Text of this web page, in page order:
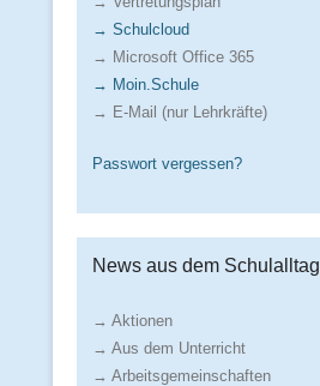
→ Schulcloud
→ Microsoft Office 365
→ Moin.Schule
→ E-Mail (nur Lehrkräfte)
Passwort vergessen?
News aus dem Schulalltag
→ Aktionen
→ Aus dem Unterricht
→ Arbeitsgemeinschaften